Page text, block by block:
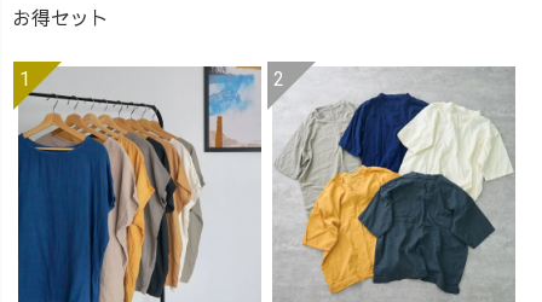
お得セット